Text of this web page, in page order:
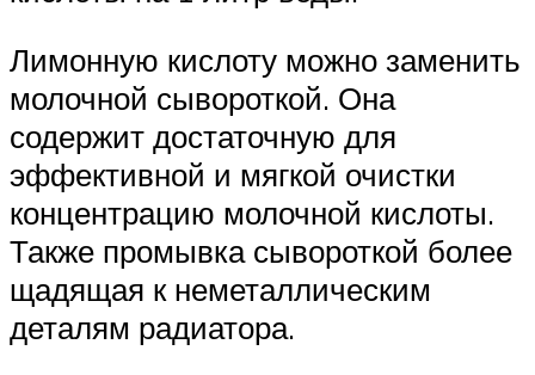
Лимонную кислоту можно заменить
молочной сывороткой. Она
содержит достаточную для
эффективной и мягкой очистки
концентрацию молочной кислоты.
Также промывка сывороткой более
щадящая к неметаллическим
деталям радиатора.